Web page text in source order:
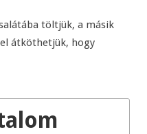
töltjük, a másik
átköthetjük, hogy